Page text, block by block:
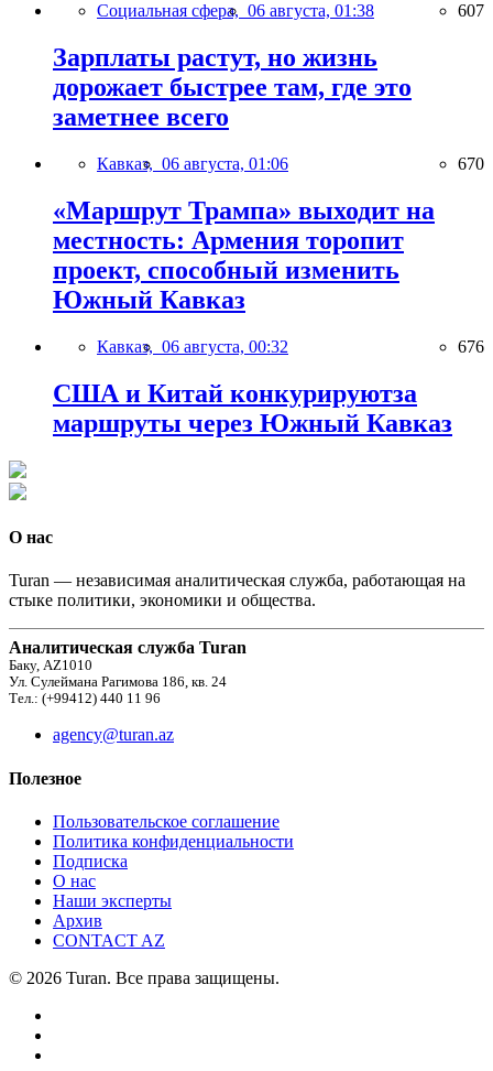
Социальная сфера, 06 августа, 01:38 607
Зарплаты растут, но жизнь
дорожает быстрее там, где это
заметнее всего
Кавказ, 06 августа, 01:06 670
«Маршрут Трампа» выходит на
местность: Армения торопит
проект, способный изменить
Южный Кавказ
Кавказ, 06 августа, 00:32 676
США и Китай конкурируютза
маршруты через Южный Кавказ
О нас
Turan — независимая аналитическая служба, работающая на
стыке политики, экономики и общества.
Аналитическая служба Turan
Баку, AZ1010
Ул. Сулеймана Рагимова 186, кв. 24
Тел.: (+99412) 440 11 96
agency@turan.az
Полезное
Пользовательское соглашение
Политика конфиденциальности
Подписка
О нас
Наши эксперты
Архив
CONTACT AZ
© 2026 Turan. Все права защищены.